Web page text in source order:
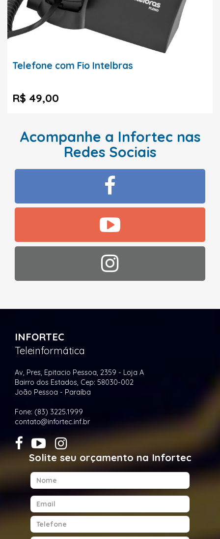
Telefone com Fio Intelbras
R$ 49,00
Acompanhe a Infortec nas
Redes Sociais
INFORTEC
Teleinformática
Av, Pres, Epitacio Pessoa, 2359 - Loja A
Bairro dos Estados, Cep: 58030-002
João Pessoa - Paraíba
Fone: (83) 3225.1999
contato@infortec.inf.br
Solite seu orçamento na Infortec